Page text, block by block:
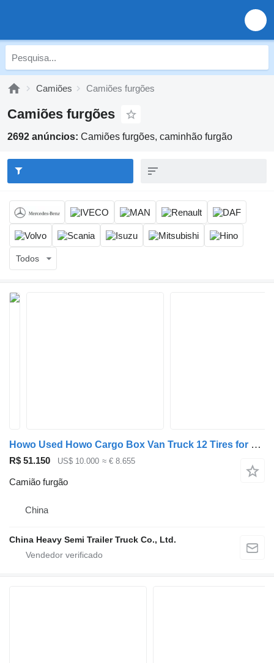
Camiões Camiões furgões
Camiões furgões
2692 anúncios: Camiões furgões, caminhão furgão
Todos
Howo Used Howo Cargo Box Van Truck 12 Tires for Sale
R$ 51.150 US$ 10.000 ≈ € 8.655
Camião furgão
China
China Heavy Semi Trailer Truck Co., Ltd.